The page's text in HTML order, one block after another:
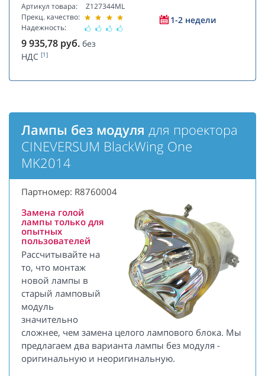
Артикул товара:
Прекц. качество:
Надежность:
Z127344ML
1-2 недели
9 935,78 руб. без
НДС [1]
Лампы без модуля для проектора
CINEVERSUM BlackWing One
MK2014
Партномер: R8760004
Замена голой
лампы только для
опытных
пользователей
Рассчитывайте на
то, что монтаж
новой лампы в
старый ламповый
модуль
значительно
сложнее, чем замена целого лампового блока. Мы
предлагаем два варианта лампы без модуля -
оригинальную и неоригинальную.